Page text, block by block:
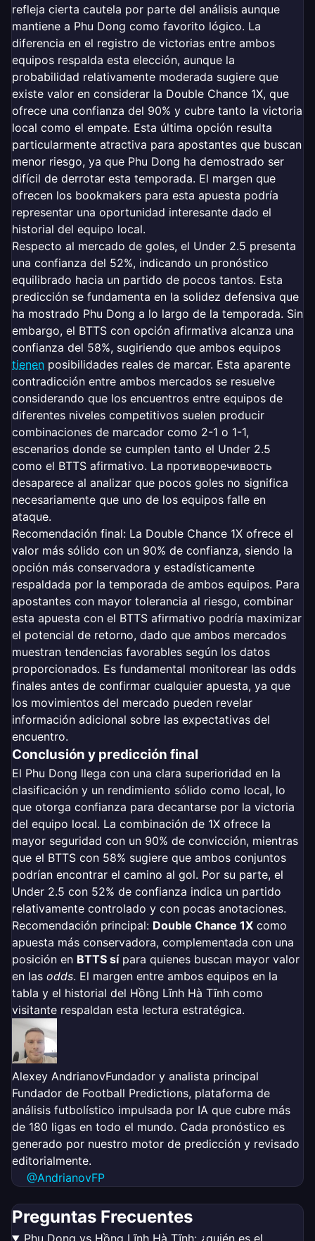
refleja cierta cautela por parte del análisis aunque
mantiene a Phu Dong como favorito lógico. La
diferencia en el registro de victorias entre ambos
equipos respalda esta elección, aunque la
probabilidad relativamente moderada sugiere que
existe valor en considerar la Double Chance 1X, que
ofrece una confianza del 90% y cubre tanto la victoria
local como el empate. Esta última opción resulta
particularmente atractiva para apostantes que buscan
menor riesgo, ya que Phu Dong ha demostrado ser
difícil de derrotar esta temporada. El margen que
ofrecen los bookmakers para esta apuesta podría
representar una oportunidad interesante dado el
historial del equipo local.
Respecto al mercado de goles, el Under 2.5 presenta
una confianza del 52%, indicando un pronóstico
equilibrado hacia un partido de pocos tantos. Esta
predicción se fundamenta en la solidez defensiva que
ha mostrado Phu Dong a lo largo de la temporada. Sin
embargo, el BTTS con opción afirmativa alcanza una
confianza del 58%, sugiriendo que ambos equipos
tienen posibilidades reales de marcar. Esta aparente
contradicción entre ambos mercados se resuelve
considerando que los encuentros entre equipos de
diferentes niveles competitivos suelen producir
combinaciones de marcador como 2-1 o 1-1,
escenarios donde se cumplen tanto el Under 2.5
como el BTTS afirmativo. La противоречивость
desaparece al analizar que pocos goles no significa
necesariamente que uno de los equipos falle en
ataque.
Recomendación final: La Double Chance 1X ofrece el
valor más sólido con un 90% de confianza, siendo la
opción más conservadora y estadísticamente
respaldada por la temporada de ambos equipos. Para
apostantes con mayor tolerancia al riesgo, combinar
esta apuesta con el BTTS afirmativo podría maximizar
el potencial de retorno, dado que ambos mercados
muestran tendencias favorables según los datos
proporcionados. Es fundamental monitorear las odds
finales antes de confirmar cualquier apuesta, ya que
los movimientos del mercado pueden revelar
información adicional sobre las expectativas del
encuentro.
Conclusión y predicción final
El Phu Dong llega con una clara superioridad en la
clasificación y un rendimiento sólido como local, lo
que otorga confianza para decantarse por la victoria
del equipo local. La combinación de 1X ofrece la
mayor seguridad con un 90% de convicción, mientras
que el BTTS con 58% sugiere que ambos conjuntos
podrían encontrar el camino al gol. Por su parte, el
Under 2.5 con 52% de confianza indica un partido
relativamente controlado y con pocas anotaciones.
Recomendación principal: Double Chance 1X como
apuesta más conservadora, complementada con una
posición en BTTS sípara quienes buscan mayor valor
en las odds. El margen entre ambos equipos en la
tabla y el historial del Hồng Lĩnh Hà Tĩnh como
visitante respaldan esta lectura estratégica.
Alexey AndrianovFundador y analista principal
Fundador de Football Predictions, plataforma de
análisis futbolístico impulsada por IA que cubre más
de 180 ligas en todo el mundo. Cada pronóstico es
generado por nuestro motor de predicción y revisado
editorialmente.
@AndrianovFP
Preguntas Frecuentes
Phu Dong vs Hồng Lĩnh Hà Tĩnh: ¿quién es el